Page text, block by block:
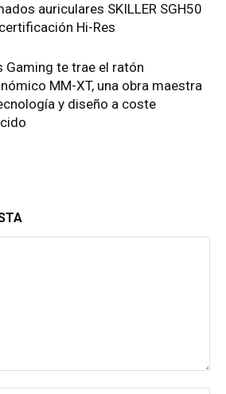
auriculares SKILLER SGH50
Hi-Res
Gaming te trae el ratón
MM-XT, una obra maestra
y diseño a coste